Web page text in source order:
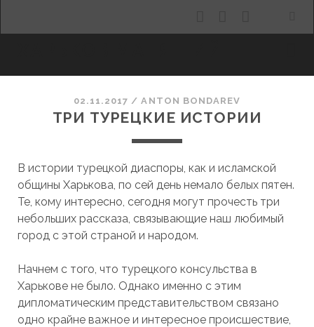
02.11.2017 /ANTON BONDAREV
ТРИ ТУРЕЦКИЕ ИСТОРИИ
В истории турецкой диаспоры, как и исламской
общины Харькова, по сей день немало белых пятен.
Те, кому интересно, сегодня могут прочесть три
небольших рассказа, связывающие наш любимый
город с этой страной и народом.
Начнем с того, что турецкого консульства в
Харькове не было. Однако именно с этим
дипломатическим представительством связано
одно крайне важное и интересное происшествие,